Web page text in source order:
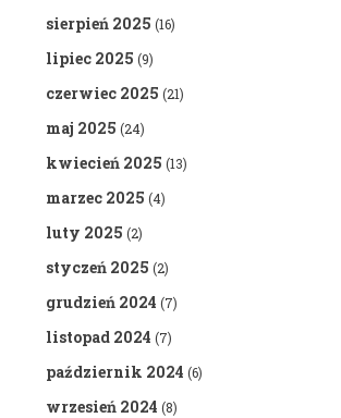
sierpień 2025 (16)
lipiec 2025 (9)
czerwiec 2025 (21)
maj 2025 (24)
kwiecień 2025 (13)
marzec 2025 (4)
luty 2025 (2)
styczeń 2025 (2)
grudzień 2024 (7)
listopad 2024 (7)
październik 2024 (6)
wrzesień 2024 (8)